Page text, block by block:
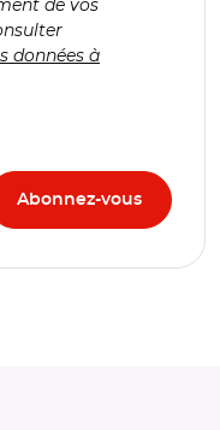
de vos
données à